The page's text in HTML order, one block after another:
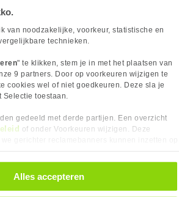
van noodzakelijke, voorkeur, statistische en
technieken.
" te klikken, stem je in met het plaatsen van
9 partners. Door op voorkeuren wijzigen te
cookies wel of niet goedkeuren. Deze sla je
toestaan.
gedeeld met derde partijen. Een overzicht
of onder Voorkeuren wijzigen. Deze
gegeven toestemming altijd intrekken, dit doe je
website te klikken op ‘Cookievoorkeuren’
Alles accepteren
Daarnaast zorgt de software
firmware-updates en meldingen.
biedt Magician diverse
PSID Revert, encryptie en
is een krachtige maar